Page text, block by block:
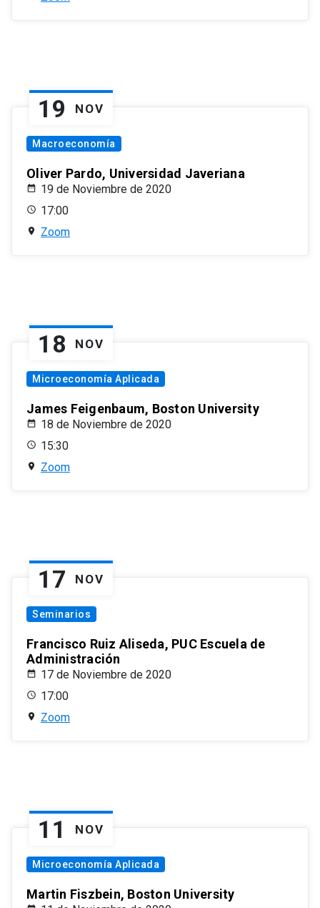
19 NOV
Macroeconomía
Oliver Pardo, Universidad Javeriana
19 de Noviembre de 2020
17:00
Zoom
18 NOV
Microeconomía Aplicada
James Feigenbaum, Boston University
18 de Noviembre de 2020
15:30
Zoom
17 NOV
Seminarios
Francisco Ruiz Aliseda, PUC Escuela de
Administración
17 de Noviembre de 2020
17:00
Zoom
11 NOV
Microeconomía Aplicada
Martin Fiszbein, Boston University